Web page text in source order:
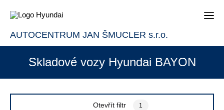
AUTOCENTRUM JAN ŠMUCLER s.r.o.
Skladové vozy Hyundai BAYON
Otevřít filtr 1